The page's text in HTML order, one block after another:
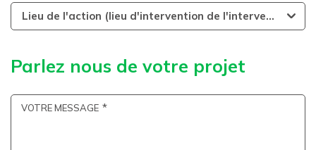
Lieu de l'action (lieu d'intervention de l'intervenant)
Parlez nous de votre projet
VOTRE MESSAGE